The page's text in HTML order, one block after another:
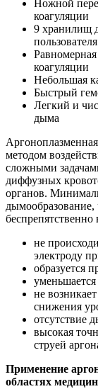
Ножной
коагуляции
9 хранилищ
пользователя
Равномерная
коагуляции
Небольшая
Быстрый
Легкий и
дыма
методом
сложными
диффузных
органов.
дымообразование,
беспрепятственно
не
электроду
образуется
не
снижения
отсутствие
высокая
струей
Применение
областях